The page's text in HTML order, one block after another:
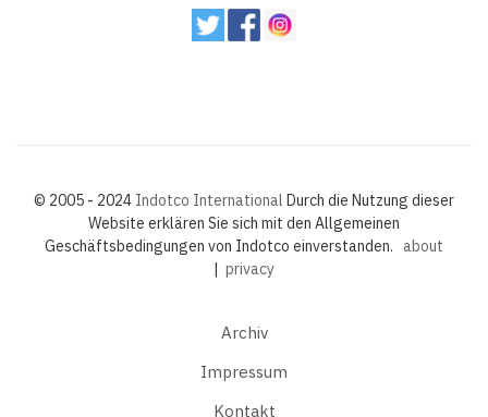
© 2005 - 2024 Indotco International Durch die Nutzung dieser
Website erklären Sie sich mit den Allgemeinen
Geschäftsbedingungen von Indotco einverstanden. about
| privacy
Archiv
Impressum
Kontakt